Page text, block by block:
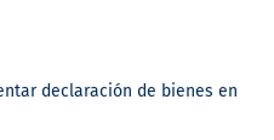
declaración de bienes en